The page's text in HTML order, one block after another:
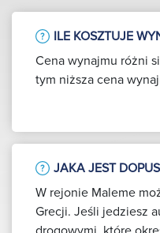
ILE KOSZTUJE
Cena wynajmu różni
tym niższa cena
JAKA JEST
W rejonie Maleme
Grecji. Jeśli jedziesz